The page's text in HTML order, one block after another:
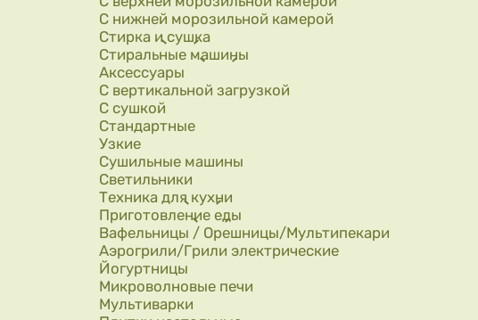
С нижней морозильной камерой
Стирка и сушка
Стиральные машины
Аксессуары
С вертикальной загрузкой
С сушкой
Стандартные
Узкие
Сушильные машины
Светильники
Техника для кухни
Приготовление еды
Вафельницы / Орешницы/Мультипекари
Аэрогрили/Грили электрические
Йогуртницы
Микроволновые печи
Мультиварки